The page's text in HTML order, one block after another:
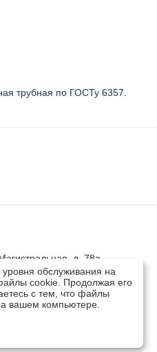
трубная по ГОСТу 6357.
д. 78а
(звонок бесплатный)
Сб 9.00 - 16.00
обслуживания на
cookie. Продолжая его
с тем, что файлы
вашем компьютере.